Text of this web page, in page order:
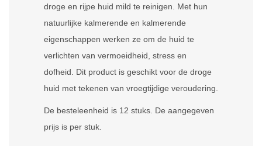
droge en rijpe huid mild te reinigen. Met hun
natuurlijke kalmerende en kalmerende
eigenschappen werken ze om de huid te
verlichten van vermoeidheid, stress en
dofheid. Dit product is geschikt voor de droge
huid met tekenen van vroegtijdige veroudering.
De besteleenheid is 12 stuks. De aangegeven
prijs is per stuk.